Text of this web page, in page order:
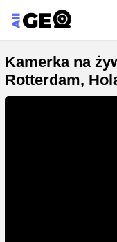
Kamerka na
Rotterdam,